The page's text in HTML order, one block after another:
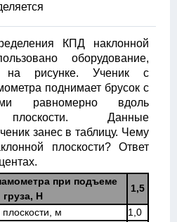
КПД наклонной
оборудование,
на рисунке. Ученик с
поднимает брусок с
равномерно вдоль
плоскости. Данные
занес в таблицу. Чему
плоскости? Ответ
при подъеме
груза, Н
1,5
м
1,0